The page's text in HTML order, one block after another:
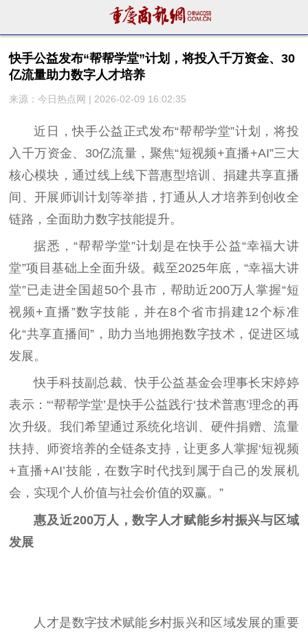
快手公益发布“帮帮学堂”计划，将投入千万资金、30
亿流量助力数字人才培养
来源：今日热点网 | 2026-02-09 16:02:35
近日，快手公益正式发布“帮帮学堂”计划，将投
入千万资金、30亿流量，聚焦“短视频+直播+AI”三大
核心模块，通过线上线下普惠型培训、捐建共享直播
间、开展师训计划等举措，打通从人才培养到创收全
链路，全面助力数字技能提升。
据悉，“帮帮学堂”计划是在快手公益“幸福大讲
堂”项目基础上全面升级。截至2025年底，“幸福大讲
堂”已走进全国超50个县市，帮助近200万人掌握“短
视频+直播”数字技能，并在8个省市捐建12个标准
化“共享直播间”，助力当地拥抱数字技术，促进区域
发展。
快手科技副总裁、快手公益基金会理事长宋婷婷
表示：“‘帮帮学堂’是快手公益践行‘技术普惠’理念的再
次升级。我们希望通过系统化培训、硬件捐赠、流量
扶持、师资培养的全链条支持，让更多人掌握‘短视频
+直播+AI’技能，在数字时代找到属于自己的发展机
会，实现个人价值与社会价值的双赢。”
惠及近200万人，数字人才赋能乡村振兴与区域
发展
人才是数字技术赋能乡村振兴和区域发展的重要